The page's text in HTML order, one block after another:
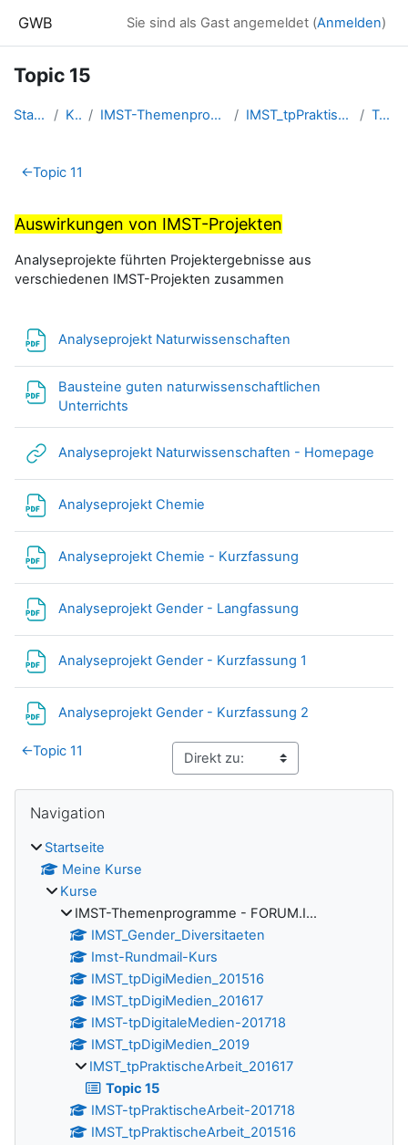
GWB Sie sind als Gast angemeldet (Anmelden)
Topic 15
Startseite Kurse IMST-Themenprogramme - FORUM.I... IMST_tpPraktischeArbeit_201617 Topic 15
Abschnittsübersicht
←Topic 11
Auswirkungen von IMST-Projekten
Analyseprojekte führten Projektergebnisse aus
verschiedenen IMST-Projekten zusammen
Analyseprojekt Naturwissenschaften
Bausteine guten naturwissenschaftlichen
Unterrichts
Analyseprojekt Naturwissenschaften - Homepage
Analyseprojekt Chemie
Analyseprojekt Chemie - Kurzfassung
Analyseprojekt Gender - Langfassung
Analyseprojekt Gender - Kurzfassung 1
Analyseprojekt Gender - Kurzfassung 2
←Topic 11
Navigation
Startseite
Meine Kurse
Kurse
IMST-Themenprogramme - FORUM.I...
IMST_Gender_Diversitaeten
Imst-Rundmail-Kurs
IMST_tpDigiMedien_201516
IMST_tpDigiMedien_201617
IMST-tpDigitaleMedien-201718
IMST_tpDigiMedien_2019
IMST_tpPraktischeArbeit_201617
Topic 15
IMST-tpPraktischeArbeit-201718
IMST_tpPraktischeArbeit_201516